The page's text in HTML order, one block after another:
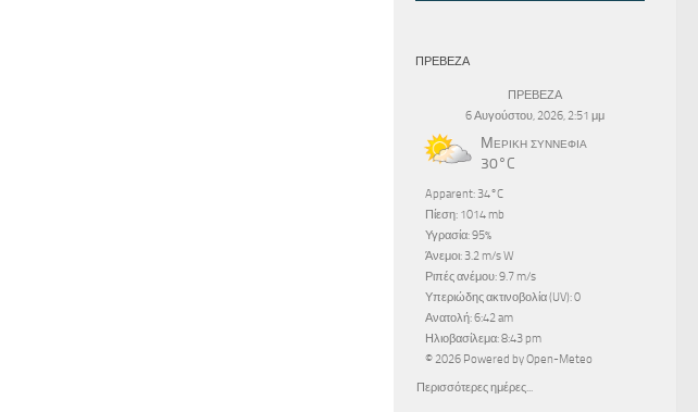
ΠΡΕΒΕΖΑ
ΠΡΕΒΕΖΑ
6 Αυγούστου, 2026, 2:51 μμ
Μερική συννεφιά
30°C
Apparent: 34°C
Πίεση: 1014 mb
Υγρασία: 95%
Άνεμοι: 3.2 m/s W
Ριπές ανέμου: 9.7 m/s
Υπεριώδης ακτινοβολία (UV): 0
Ανατολή: 6:42 am
Ηλιοβασίλεμα: 8:43 pm
© 2026 Powered by Open-Meteo
Περισσότερες ημέρες...